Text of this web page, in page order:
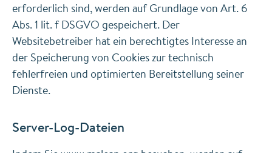
erforderlich sind, werden auf Grundlage von Art. 6
Abs. 1 lit. f DSGVO gespeichert. Der
Websitebetreiber hat ein berechtigtes Interesse an
der Speicherung von Cookies zur technisch
fehlerfreien und optimierten Bereitstellung seiner
Dienste.
Server-Log-Dateien